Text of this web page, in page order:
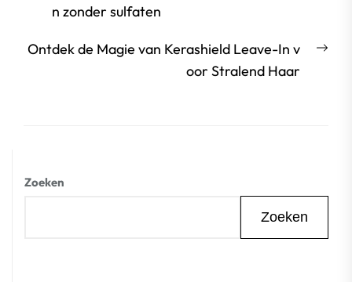
bericht:n zonder sulfaten
Ontdek de Magie van Kerashield Leave-In v
oor Stralend Haar
Zoeken
Zoeken